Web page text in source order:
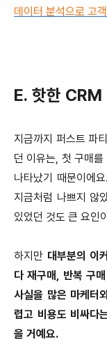
데이터 분석으로 고
E. 핫한 CRM
지금까지 퍼스트 파
던 이유는, 첫 구매를
나타났기 때문이에
지금처럼 나쁘지 않
있었던 것도 큰 요인
하지만 대부분의 이
다 재구매, 반복 구
사실을 많은 마케터
렵고 비용도 비싸다
을 거예요.